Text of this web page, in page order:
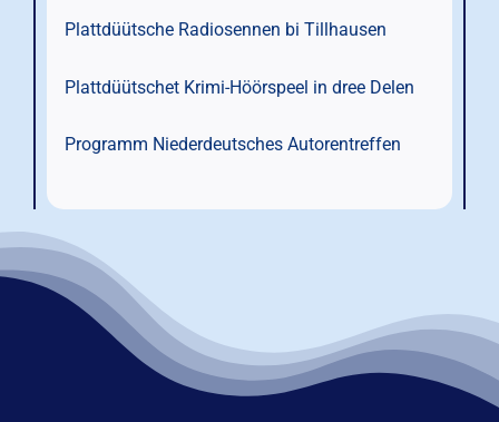
Plattdüütsche Radiosennen bi Tillhausen
Plattdüütschet Krimi-Höörspeel in dree Delen
Programm Niederdeutsches Autorentreffen